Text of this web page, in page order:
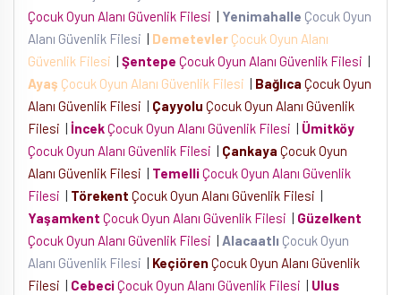
Çocuk Oyun Alanı Güvenlik Filesi | Yenimahalle Çocuk Oyun
Alanı Güvenlik Filesi | Demetevler Çocuk Oyun Alanı
Güvenlik Filesi | Şentepe Çocuk Oyun Alanı Güvenlik Filesi |
Ayaş Çocuk Oyun Alanı Güvenlik Filesi | Bağlıca Çocuk Oyun
Alanı Güvenlik Filesi | Çayyolu Çocuk Oyun Alanı Güvenlik
Filesi | İncekÇocuk Oyun Alanı Güvenlik Filesi | Ümitköy
Çocuk Oyun Alanı Güvenlik Filesi | Çankaya Çocuk Oyun
Alanı Güvenlik Filesi | TemelliÇocuk Oyun Alanı Güvenlik
Filesi | Törekent Çocuk Oyun Alanı Güvenlik Filesi |
Yaşamkent Çocuk Oyun Alanı Güvenlik Filesi | Güzelkent
Çocuk Oyun Alanı Güvenlik Filesi | Alacaatlı Çocuk Oyun
Alanı Güvenlik Filesi | Keçiören Çocuk Oyun Alanı Güvenlik
Filesi | CebeciÇocuk Oyun Alanı Güvenlik Filesi | Ulus